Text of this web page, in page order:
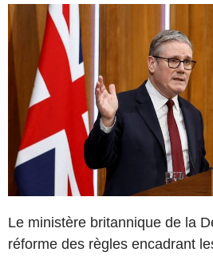
Le ministère britannique de la
réforme des règles encadrant